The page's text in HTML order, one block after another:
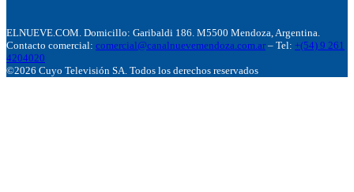
ELNUEVE.COM. Domicillo: Garibaldi 186. M5500 Mendoza, Argentina.
Contacto comercial: comercial@canalnuevemendoza.com.ar – Tel: +(54) 9 261
4204020
©2026 Cuyo Televisión SA. Todos los derechos reservados